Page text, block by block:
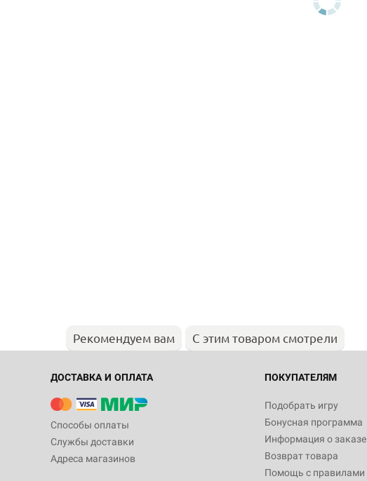
Рекомендуем вам С этим товаром смотрели
ДОСТАВКА И ОПЛАТА
Способы оплаты
Службы доставки
Адреса магазинов
ПОКУПАТЕЛЯМ
Подобрать игру
Бонусная программа
Информация о заказе
Возврат товара
Помощь с правилами